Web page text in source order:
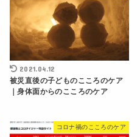
2021.04.12
被災直後の子どものこころのケア
｜身体面からのこころのケア
コロナ禍のこころのケア